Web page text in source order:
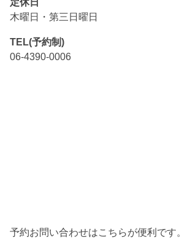
木曜日・第三日曜日
TEL(予約制)
06-4390-0006
予約お問い合わせはこちらが便利です。